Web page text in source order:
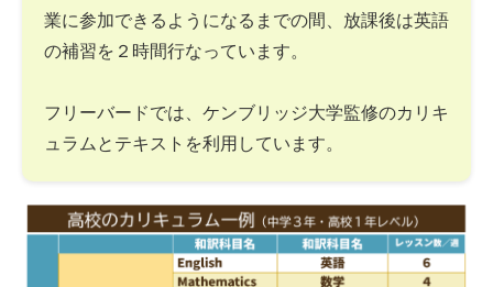
業に参加できるようになるまでの間、放課後は英語
の補習を２時間行なっています。
フリーバードでは、ケンブリッジ大学監修のカリキ
ュラムとテキストを利用しています。